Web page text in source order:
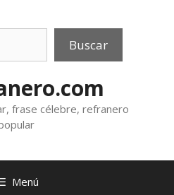
Buscar
frase célebre, refranero
Menú